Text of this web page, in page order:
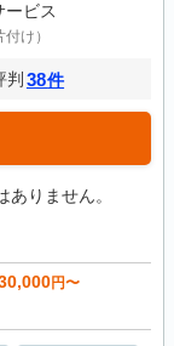
ービス
け）
判 38件
りません。
円〜